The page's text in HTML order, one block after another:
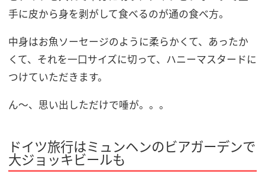
手に皮から身を剥がして食べるのが通の食べ方。
中身はお魚ソーセージのように柔らかくて、あったか
くて、それを一口サイズに切って、ハニーマスタードに
つけていただきます。
ん～、思い出しただけで唾が。。。
ドイツ旅行はミュンヘンのビアガーデンで
大ジョッキビールも